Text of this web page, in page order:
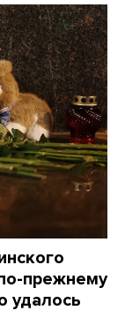
прежнему
удалось